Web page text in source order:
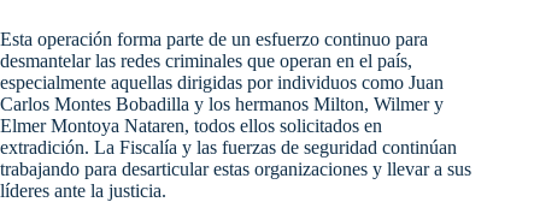
Esta operación forma parte de un esfuerzo continuo para
desmantelar las redes criminales que operan en el país,
especialmente aquellas dirigidas por individuos como Juan
Carlos Montes Bobadilla y los hermanos Milton, Wilmer y
Elmer Montoya Nataren, todos ellos solicitados en
extradición. La Fiscalía y las fuerzas de seguridad continúan
trabajando para desarticular estas organizaciones y llevar a sus
líderes ante la justicia.